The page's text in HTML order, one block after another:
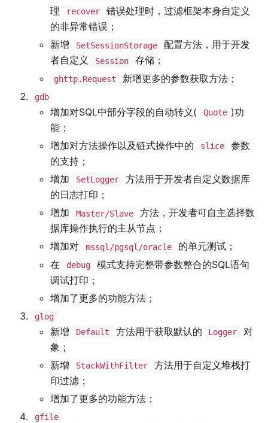
理
recover
错误处理时，过滤框架本身自定义
的非异常错误；
新增
SetSessionStorage
配置方法，用于开发
者自定义
Session 存储；
ghttp.Request 新增更多的参数获取方法；
gdb
增加对SQL中部分字段的自动转义( Quote )功
能；
增加对方法操作以及链式操作中的
slice
参数
的支持；
增加
SetLogger
方法用于开发者自定义数据库
的日志打印；
增加
Master/Slave
方法，开发者可自主选择数
据库操作执行的主从节点；
增加对
mssql/pgsql/oracle
的单元测试；
在
debug
模式支持完整带参数整合的SQL语句
调试打印；
增加了更多的功能方法；
glog
新增 Default 方法用于获取默认的 Logger
对
象；
新增
StackWithFilter
方法用于自定义堆栈打
印过滤；
增加了更多的功能方法；
gfile